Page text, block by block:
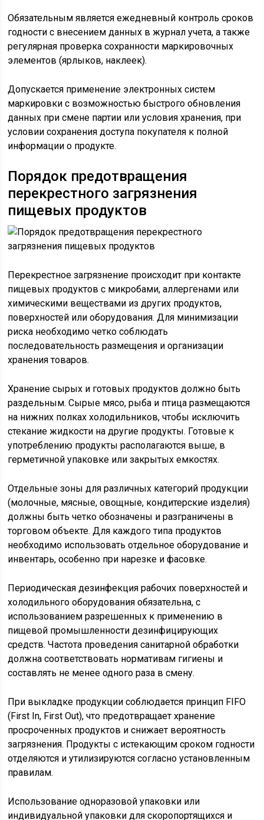
Обязательным является ежедневный контроль сроков
годности с внесением данных в журнал учета, а также
регулярная проверка сохранности маркировочных
элементов (ярлыков, наклеек).
Допускается применение электронных систем
маркировки с возможностью быстрого обновления
данных при смене партии или условия хранения, при
условии сохранения доступа покупателя к полной
информации о продукте.
Порядок предотвращения
перекрестного загрязнения
пищевых продуктов
Перекрестное загрязнение происходит при контакте
пищевых продуктов с микробами, аллергенами или
химическими веществами из других продуктов,
поверхностей или оборудования. Для минимизации
риска необходимо четко соблюдать
последовательность размещения и организации
хранения товаров.
Хранение сырых и готовых продуктов должно быть
раздельным. Сырые мясо, рыба и птица размещаются
на нижних полках холодильников, чтобы исключить
стекание жидкости на другие продукты. Готовые к
употреблению продукты располагаются выше, в
герметичной упаковке или закрытых емкостях.
Отдельные зоны для различных категорий продукции
(молочные, мясные, овощные, кондитерские изделия)
должны быть четко обозначены и разграничены в
торговом объекте. Для каждого типа продуктов
необходимо использовать отдельное оборудование и
инвентарь, особенно при нарезке и фасовке.
Периодическая дезинфекция рабочих поверхностей и
холодильного оборудования обязательна, с
использованием разрешенных к применению в
пищевой промышленности дезинфицирующих
средств. Частота проведения санитарной обработки
должна соответствовать нормативам гигиены и
составлять не менее одного раза в смену.
При выкладке продукции соблюдается принцип FIFO
(First In, First Out), что предотвращает хранение
просроченных продуктов и снижает вероятность
загрязнения. Продукты с истекающим сроком годности
отделяются и утилизируются согласно установленным
правилам.
Использование одноразовой упаковки или
индивидуальной упаковки для скоропортящихся и